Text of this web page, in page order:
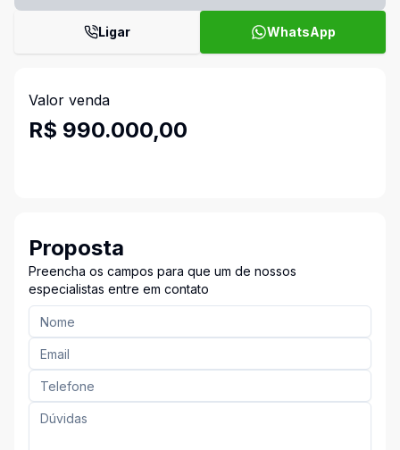
Ligar WhatsApp
Valor venda
R$ 990.000,00
Proposta
Preencha os campos para que um de nossos
especialistas entre em contato